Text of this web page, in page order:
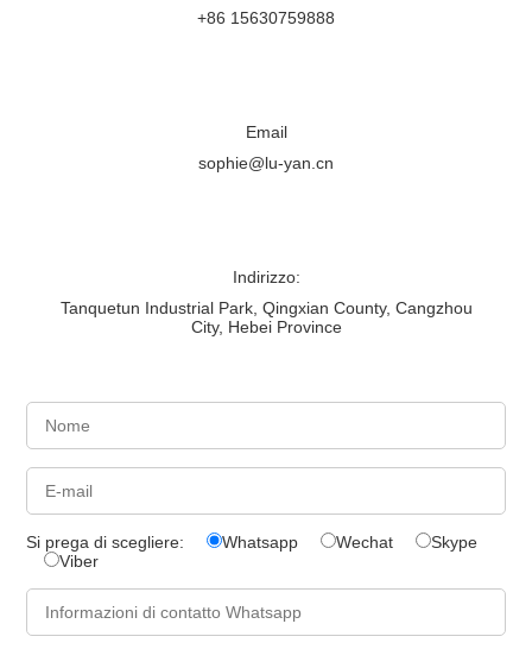
+86 15630759888
Email
sophie@lu-yan.cn
Indirizzo:
Tanquetun Industrial Park, Qingxian County, Cangzhou
City, Hebei Province
Si prega di scegliere: Whatsapp Wechat
Skype
Viber